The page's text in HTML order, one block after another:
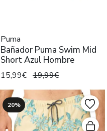
Puma
Bañador Puma Swim Mid
Short Azul Hombre
15,99€ 19,99€
20%